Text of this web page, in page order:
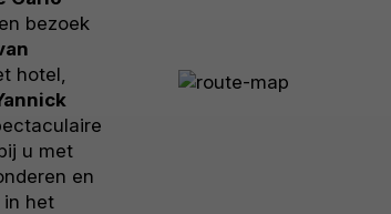
bezoek
hotel,
u met
en
in het